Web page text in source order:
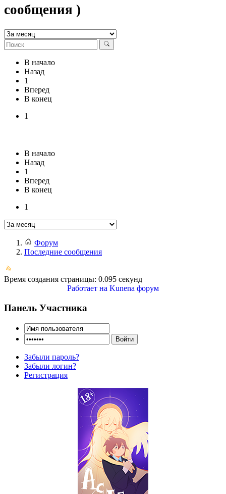
сообщения )
В начало
Назад
1
Вперед
В конец
1
В начало
Назад
1
Вперед
В конец
1
Форум
Последние сообщения
Время создания страницы: 0.095 секунд
Работает на Kunena форум
Панель Участника
Забыли пароль?
Забыли логин?
Регистрация